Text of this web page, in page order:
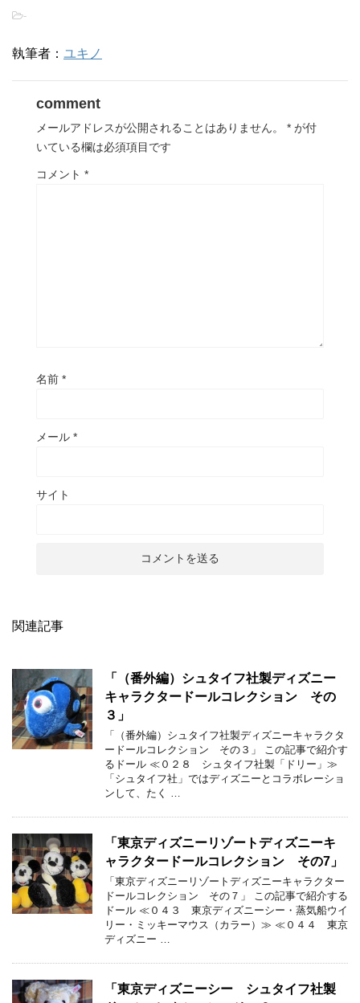
-
執筆者： ユキノ
comment
メールアドレスが公開されることはありません。 * が付
いている欄は必須項目です
コメント *
名前 *
メール *
サイト
関連記事
「（番外編）シュタイフ社製ディズニー
キャラクタードールコレクション その
３」
「（番外編）シュタイフ社製ディズニーキャラクタ
ードールコレクション その３」 この記事で紹介す
るドール ≪０２８ シュタイフ社製「ドリー」≫
「シュタイフ社」ではディズニーとコラボレーショ
ンして、たく …
「東京ディズニーリゾートディズニーキ
ャラクタードールコレクション その7」
「東京ディズニーリゾートディズニーキャラクター
ドールコレクション その７」 この記事で紹介する
ドール ≪０４３ 東京ディズニーシー・蒸気船ウイ
リー・ミッキーマウス（カラー）≫ ≪０４４ 東京
ディズニー …
「東京ディズニーシー シュタイフ社製